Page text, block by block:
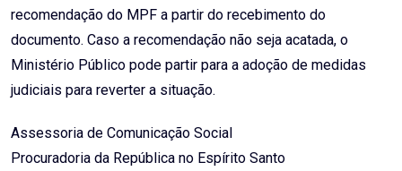
recomendação do MPF a partir do recebimento do
documento. Caso a recomendação não seja acatada, o
Ministério Público pode partir para a adoção de medidas
judiciais para reverter a situação.
Assessoria de Comunicação Social
Procuradoria da República no Espírito Santo